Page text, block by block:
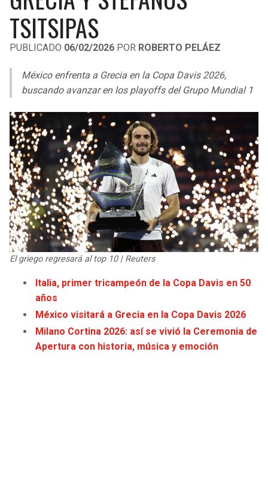
LIGA DE EXPANSIÓN MX
LEAGUES CUP
UEFA EUROPA LEAGUE
UEFA CONFERENCE LEAGUE
COPA LIBERTADORES
COPA SUDAMERICANA
LIGA BETPLAY
OTRAS LIGAS
TSITSIPAS
PUBLICADO 06/02/2026 POR ROBERTO PELÁEZ
México enfrenta a Grecia en la Copa Davis 2026,
buscando avanzar en los playoffs del Grupo Mundial 1
El griego regresará al top 10 | Reuters
Italia, primer tricampeón de la Copa Davis en 50
años
México visitará a Grecia en la Copa Davis 2026
Milano Cortina 2026: así se vivió la Ceremonia de
Apertura con historia, música y emoción